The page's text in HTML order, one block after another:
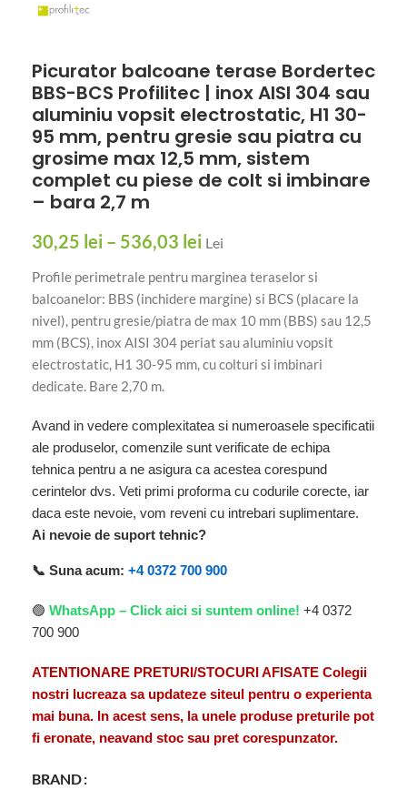
Picurator balcoane terase Bordertec
BBS-BCS Profilitec | inox AISI 304 sau
aluminiu vopsit electrostatic, H1 30-
95 mm, pentru gresie sau piatra cu
grosime max 12,5 mm, sistem
complet cu piese de colt si imbinare
– bara 2,7 m
30,25 lei – 536,03 lei Lei
Profile perimetrale pentru marginea teraselor si
balcoanelor: BBS (inchidere margine) si BCS (placare la
nivel), pentru gresie/piatra de max 10 mm (BBS) sau 12,5
mm (BCS), inox AISI 304 periat sau aluminiu vopsit
electrostatic, H1 30-95 mm, cu colturi si imbinari
dedicate. Bare 2,70 m.
Avand in vedere complexitatea si numeroasele specificatii
ale produselor, comenzile sunt verificate de echipa
tehnica pentru a ne asigura ca acestea corespund
cerintelor dvs. Veti primi proforma cu codurile corecte, iar
daca este nevoie, vom reveni cu intrebari suplimentare.
Ai nevoie de suport tehnic?
📞 Suna acum: +4 0372 700 900
🟢 WhatsApp – Click aici si suntem online! +4 0372
700 900
ATENTIONARE PRETURI/STOCURI AFISATE Colegii
nostri lucreaza sa updateze siteul pentru o experienta
mai buna. In acest sens, la unele produse preturile pot
fi eronate, neavand stoc sau pret corespunzator.
BRAND